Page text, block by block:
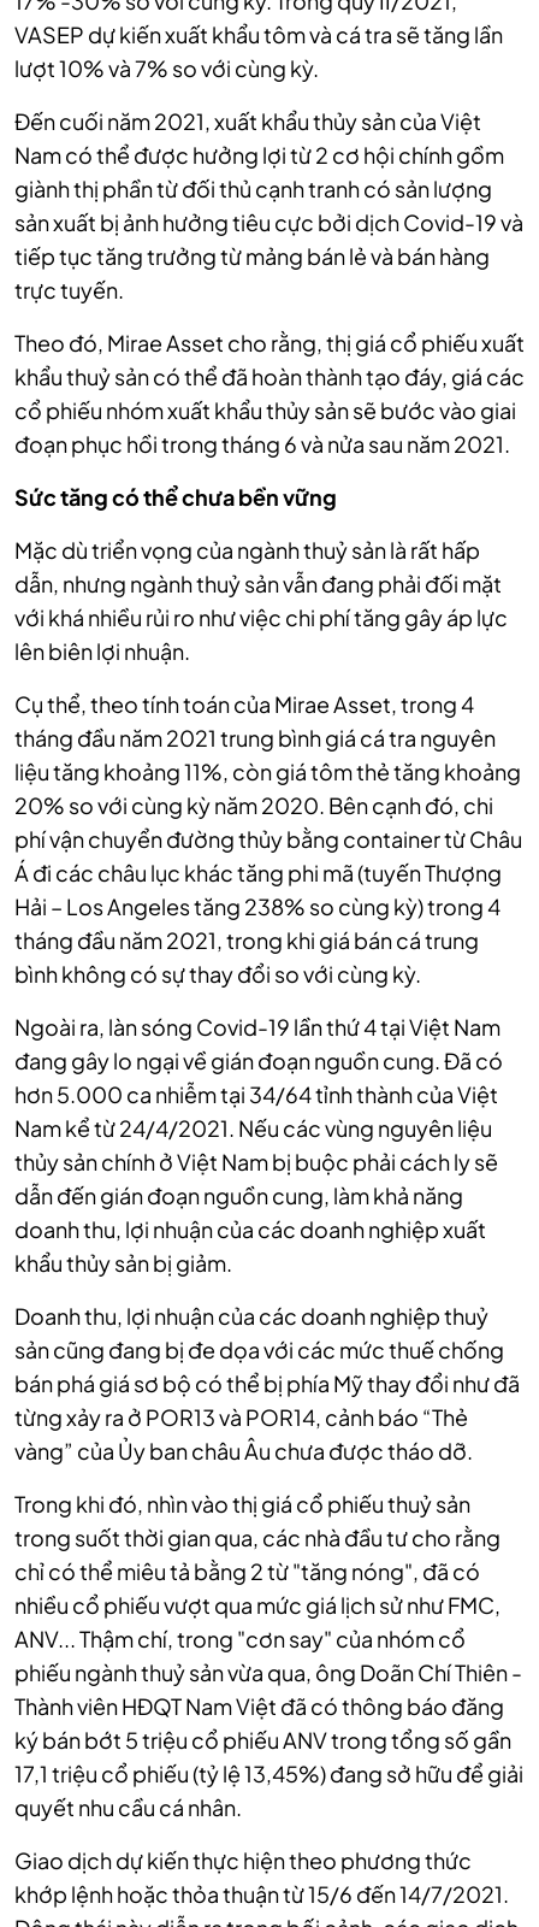
VASEP dự kiến xuất khẩu tôm và cá tra sẽ tăng lần
lượt 10% và 7% so với cùng kỳ.
Đến cuối năm 2021, xuất khẩu thủy sản của Việt
Nam có thể được hưởng lợi từ 2 cơ hội chính gồm
giành thị phần từ đối thủ cạnh tranh có sản lượng
sản xuất bị ảnh hưởng tiêu cực bởi dịch Covid-19 và
tiếp tục tăng trưởng từ mảng bán lẻ và bán hàng
trực tuyến.
Theo đó, Mirae Asset cho rằng, thị giá cổ phiếu xuất
khẩu thuỷ sản có thể đã hoàn thành tạo đáy, giá các
cổ phiếu nhóm xuất khẩu thủy sản sẽ bước vào giai
đoạn phục hồi trong tháng 6 và nửa sau năm 2021.
Sức tăng có thể chưa bền vững
Mặc dù triển vọng của ngành thuỷ sản là rất hấp
dẫn, nhưng ngành thuỷ sản vẫn đang phải đối mặt
với khá nhiều rủi ro như việc chi phí tăng gây áp lực
lên biên lợi nhuận.
Cụ thể, theo tính toán của Mirae Asset, trong 4
tháng đầu năm 2021 trung bình giá cá tra nguyên
liệu tăng khoảng 11%, còn giá tôm thẻ tăng khoảng
20% so với cùng kỳ năm 2020. Bên cạnh đó, chi
phí vận chuyển đường thủy bằng container từ Châu
Á đi các châu lục khác tăng phi mã (tuyến Thượng
Hải – Los Angeles tăng 238% so cùng kỳ) trong 4
tháng đầu năm 2021, trong khi giá bán cá trung
bình không có sự thay đổi so với cùng kỳ.
Ngoài ra, làn sóng Covid-19 lần thứ 4 tại Việt Nam
đang gây lo ngại về gián đoạn nguồn cung. Đã có
hơn 5.000 ca nhiễm tại 34/64 tỉnh thành của Việt
Nam kể từ 24/4/2021. Nếu các vùng nguyên liệu
thủy sản chính ở Việt Nam bị buộc phải cách ly sẽ
dẫn đến gián đoạn nguồn cung, làm khả năng
doanh thu, lợi nhuận của các doanh nghiệp xuất
khẩu thủy sản bị giảm.
Doanh thu, lợi nhuận của các doanh nghiệp thuỷ
sản cũng đang bị đe dọa với các mức thuế chống
bán phá giá sơ bộ có thể bị phía Mỹ thay đổi như đã
từng xảy ra ở POR13 và POR14, cảnh báo “Thẻ
vàng” của Ủy ban châu Âu chưa được tháo dỡ.
Trong khi đó, nhìn vào thị giá cổ phiếu thuỷ sản
trong suốt thời gian qua, các nhà đầu tư cho rằng
chỉ có thể miêu tả bằng 2 từ "tăng nóng", đã có
nhiều cổ phiếu vượt qua mức giá lịch sử như FMC,
ANV... Thậm chí, trong "cơn say" của nhóm cổ
phiếu ngành thuỷ sản vừa qua, ông Doãn Chí Thiên -
Thành viên HĐQT Nam Việt đã có thông báo đăng
ký bán bớt 5 triệu cổ phiếu ANV trong tổng số gần
17,1 triệu cổ phiếu (tỷ lệ 13,45%) đang sở hữu để giải
quyết nhu cầu cá nhân.
Giao dịch dự kiến thực hiện theo phương thức
khớp lệnh hoặc thỏa thuận từ 15/6 đến 14/7/2021.